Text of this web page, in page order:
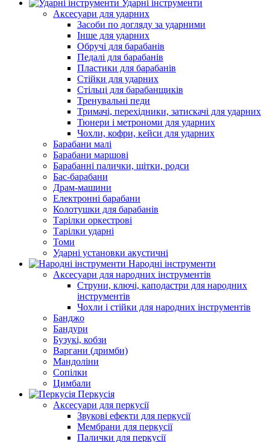
Ударні інструменти
Аксесуари для ударних
Засоби по догляду за ударними
Інше для ударних
Обручі для барабанів
Педалі для барабанів
Пластики для барабанів
Стійки для ударних
Стільці для барабанщиків
Тренувальні педи
Тримачі, перехідники, затискачі для ударних
Тюнери і метрономи для ударних
Чохли, кофри, кейси для ударних
Барабани малі
Барабани маршові
Барабанні палички, щітки, родси
Бас-барабани
Драм-машини
Електронні барабани
Колотушки для барабанів
Тарілки оркестрові
Тарілки ударні
Томи
Ударні установки акустичні
Народні інструменти
Аксесуари для народних інструментів
Струни, ключі, каподастри для народних
інструментів
Чохли і стійки для народних інструментів
Банджо
Бандури
Бузукі, кобзи
Варгани (дримби)
Мандоліни
Сопілки
Цимбали
Перкусія
Аксесуари для перкусії
Звукові ефекти для перкусії
Мембрани для перкусії
Палички для перкусії